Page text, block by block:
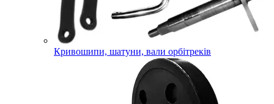
Кривошипи, шатуни, вали орбітреків